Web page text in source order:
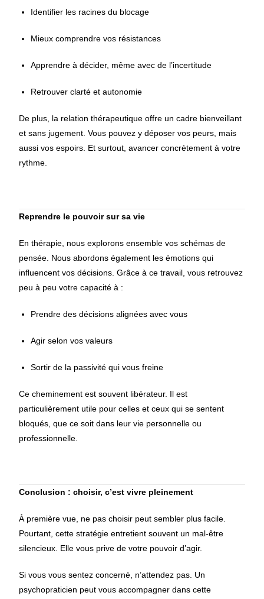
Identifier les racines du blocage
Mieux comprendre vos résistances
Apprendre à décider, même avec de l’incertitude
Retrouver clarté et autonomie
De plus, la relation thérapeutique offre un cadre bienveillant
et sans jugement. Vous pouvez y déposer vos peurs, mais
aussi vos espoirs. Et surtout, avancer concrètement à votre
rythme.
Reprendre le pouvoir sur sa vie
En thérapie, nous explorons ensemble vos schémas de
pensée. Nous abordons également les émotions qui
influencent vos décisions. Grâce à ce travail, vous retrouvez
peu à peu votre capacité à :
Prendre des décisions alignées avec vous
Agir selon vos valeurs
Sortir de la passivité qui vous freine
Ce cheminement est souvent libérateur. Il est
particulièrement utile pour celles et ceux qui se sentent
bloqués, que ce soit dans leur vie personnelle ou
professionnelle.
Conclusion : choisir, c’est vivre pleinement
À première vue, ne pas choisir peut sembler plus facile.
Pourtant, cette stratégie entretient souvent un mal-être
silencieux. Elle vous prive de votre pouvoir d’agir.
Si vous vous sentez concerné, n’attendez pas. Un
psychopraticien peut vous accompagner dans cette